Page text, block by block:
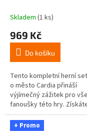
Skladem (1 ks)
969 Kč
Do košíku
Tento kompletní herní
o město Cardia přináší
výjímečný zážitek pro
fanoušky této hry.
základní hru, první
Ochránci divočiny, luxusní...
+ Promo